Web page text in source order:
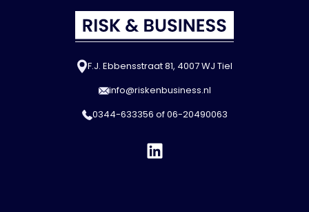
F.J. Ebbensstraat 81, 4007 WJ Tiel
info@riskenbusiness.nl
0344-633356 of06-20490063